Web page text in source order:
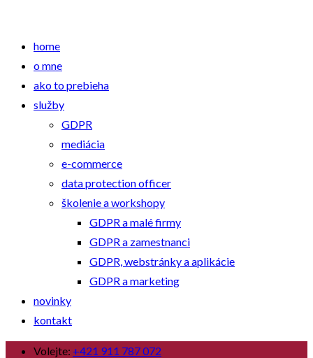
home
o mne
ako to prebieha
služby
GDPR
mediácia
e-commerce
data protection officer
školenie a workshopy
GDPR a malé firmy
GDPR a zamestnanci
GDPR, webstránky a aplikácie
GDPR a marketing
novinky
kontakt
Volejte: +421 911 787 072